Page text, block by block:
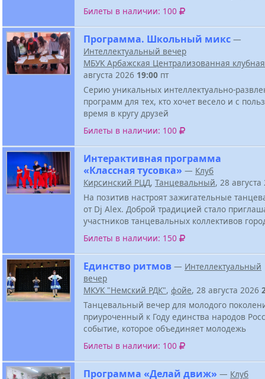
Билеты в наличии: 100
Программа. Школьный микс —
Интеллектуальный вечер
МБУК Арбажская Централизованная
августа 2026 19:00 пт
Серию уникальных интеллектуально-
программ для тех, кто хочет весело и с
время в кругу друзей
Билеты в наличии: 100
Интерактивная программа
«Классная тусовка» — Клуб
Кирсинский РЦД, Танцевальный, 28
На позитив настроят зажигательные
от Dj Alex. Доброй традицией стало
участников танцевальных коллективов
Билеты в наличии: 150
Единство ритмов — Интеллектуальный
вечер
МКУК "Немский РДК", фойе, 28 августа 2026
Танцевальный вечер для молодого
приуроченный к Году единства народов
событие, которое объединяет молодежь
Билеты в наличии: 100
Программа «Делай движ» — Клуб